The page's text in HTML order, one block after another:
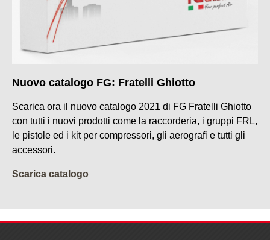
Nuovo catalogo FG: Fratelli Ghiotto
Scarica ora il nuovo catalogo 2021 di FG Fratelli Ghiotto
con tutti i nuovi prodotti come la raccorderia, i gruppi FRL,
le pistole ed i kit per compressori, gli aerografi e tutti gli
accessori.
Scarica catalogo